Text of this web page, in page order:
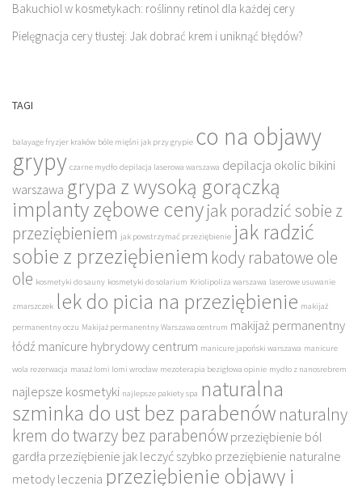
Bakuchiol w kosmetykach: roślinny retinol dla każdej cery
Pielęgnacja cery tłustej: Jak dobrać krem i uniknąć błędów?
TAGI
balayage fryzjer kraków bóle mięśni jak przy grypie co na objawy
grypy czarne mydło depilacja laserowa warszawa depilacja okolic bikini
warszawa grypa z wysoką gorączką
implanty zębowe cenyjak poradzić sobie z
przeziębieniem jak powstrzymać przeziębienie jak radzić
sobie z przeziębieniem kody rabatowe ole
ole kosmetyki do sauny kosmetyki do solarium Kriolipoliza warszawa laserowe usuwanie
zmarszczek lek do picia na przeziębienie makijaż
permanentny oczu Makijaż permanentny Warszawa centrum makijaż permanentny
łódź manicure hybrydowy centrum manicure japoński warszawa manicure
wola rezerwacja masaż lomi lomi wrocław mezoterapia bezigłowa opinie mydło z nanosrebrem
najlepsze kosmetyki najlepsze pakiety spa naturalna
szminka do ust bez parabenów naturalny
krem do twarzy bez parabenówprzeziębienie ból
gardła przeziębienie jak leczyć szybko przeziębienie naturalne
metody leczenia przeziębienie objawy i